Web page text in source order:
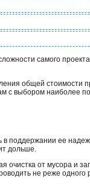
самого
общей стоимости
с выбором наиболее
поддержании ее
дольше.
от мусора и
не реже